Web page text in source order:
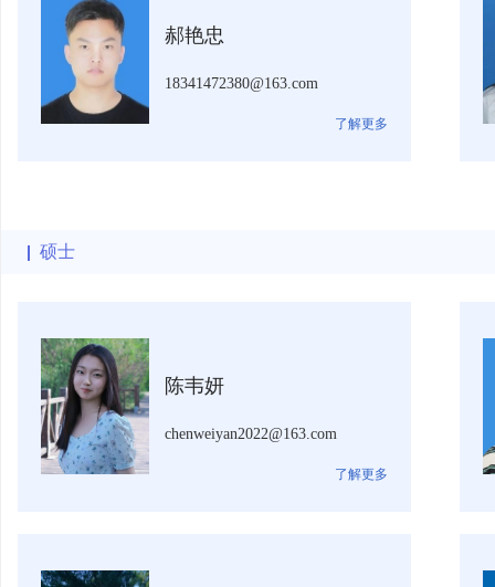
郝艳忠
18341472380@163.com
了解更多
硕士
陈韦妍
chenweiyan2022@163.com
了解更多